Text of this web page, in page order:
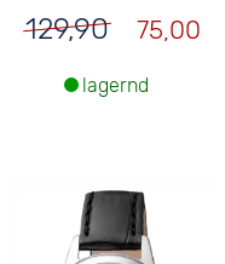
129,90 75,00
lagernd